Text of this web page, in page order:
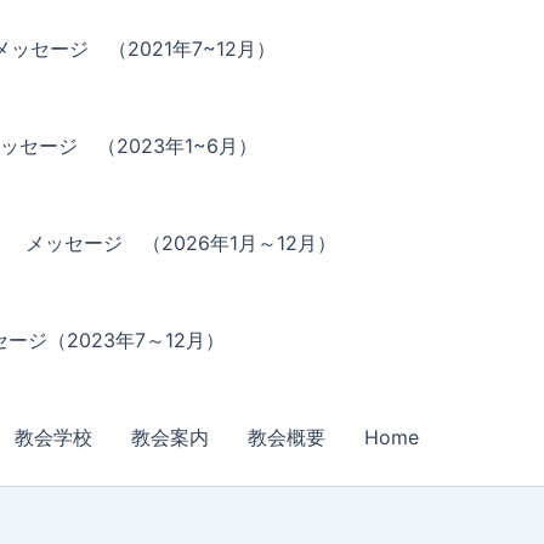
ッセージ （2021年7~12月）
セージ （2023年1~6月）
メッセージ （2026年1月～12月）
ージ（2023年7～12月）
教会学校 教会案内 教会概要 Home